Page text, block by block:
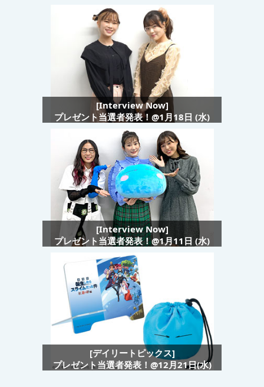
[Interview Now]
プレゼント当選者発表！@1月18日 (水)
[Interview Now]
プレゼント当選者発表！@1月11日 (水)
[デイリートピックス]
プレゼント当選者発表！@12月21日(水)